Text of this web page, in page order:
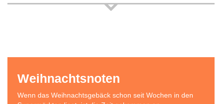
Weihnachtsnoten
Wenn das Weihnachtsgebäck schon seit Wochen in den